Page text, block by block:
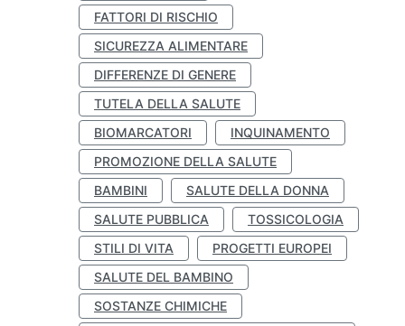
FATTORI DI RISCHIO
SICUREZZA ALIMENTARE
DIFFERENZE DI GENERE
TUTELA DELLA SALUTE
BIOMARCATORI
INQUINAMENTO
PROMOZIONE DELLA SALUTE
BAMBINI
SALUTE DELLA DONNA
SALUTE PUBBLICA
TOSSICOLOGIA
STILI DI VITA
PROGETTI EUROPEI
SALUTE DEL BAMBINO
SOSTANZE CHIMICHE